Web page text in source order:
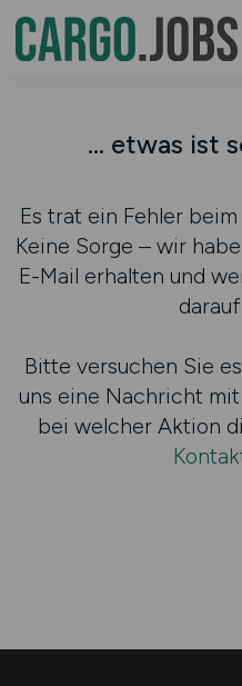
... etwas ist
Es trat ein Fehler
Keine Sorge – wir
E-Mail erhalten und
Bitte versuchen Sie
uns eine Nachricht
bei welcher Aktion